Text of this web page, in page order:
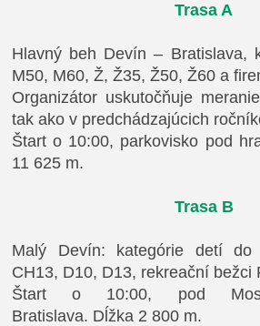
Trasa A
Hlavný beh Devín – Bratislava,
M50, M60, Ž, Ž35, Ž50, Ž60 a
Organizátor uskutočňuje
tak ako v predchádzajúcich
Štart o 10:00, parkovisko pod
11 625 m.
Trasa B
Malý Devín: kategórie detí
CH13, D10, D13, rekreační bežci
Štart o 10:00, pod
Bratislava. Dĺžka 2 800 m.